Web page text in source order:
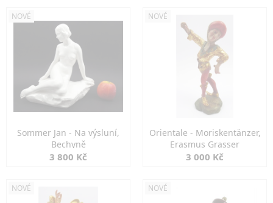
NOVÉ
Sommer Jan - Na výsluní,
Bechyně
3 800 Kč
NOVÉ
Orientale - Moriskentänzer,
Erasmus Grasser
3 000 Kč
NOVÉ NOVÉ